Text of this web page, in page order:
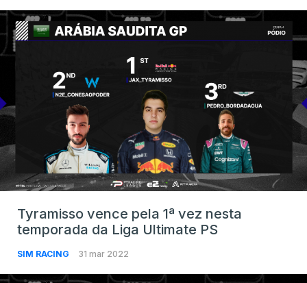
Tyramisso vence pela 1ª vez nesta
temporada da Liga Ultimate PS
SIM RACING 31 mar 2022